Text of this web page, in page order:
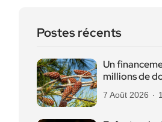
Postes récents
Un
millions de
7 Août 2026